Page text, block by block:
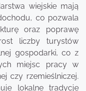
wiejskie mają
co pozwala
oraz poprawę
liczby turystów
gospodarki, co z
miejsc pracy w
czy rzemieślniczej.
lokalne tradycje